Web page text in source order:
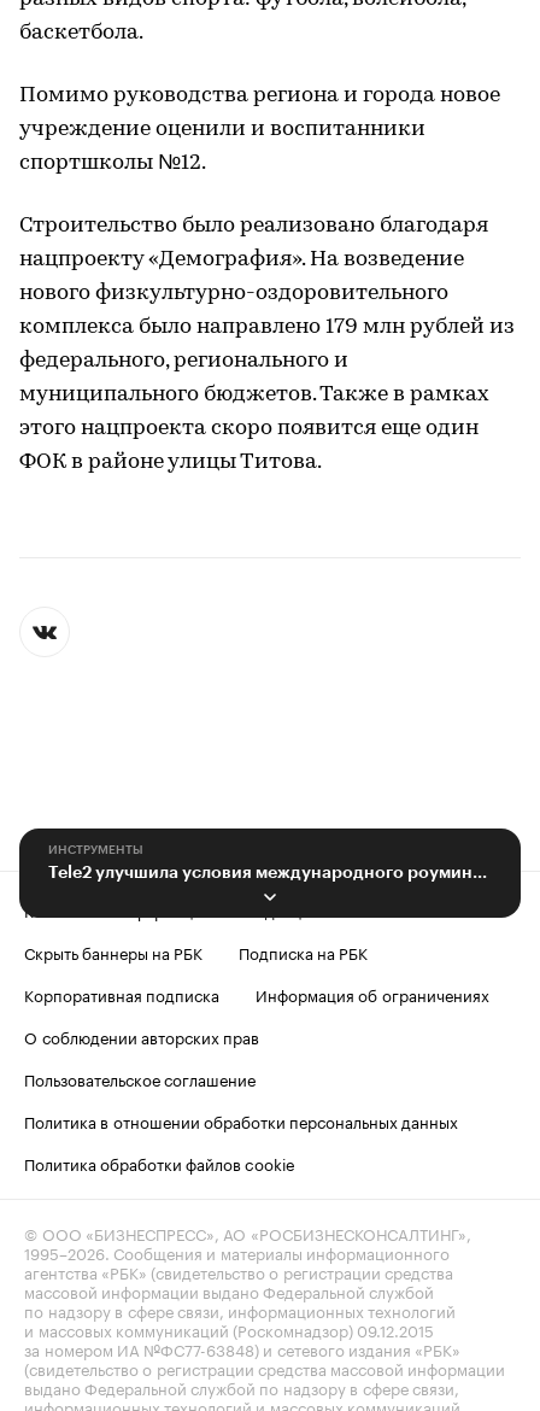
баскетбола.
Помимо руководства региона и города новое
учреждение оценили и воспитанники
спортшколы №12.
Строительство было реализовано благодаря
нацпроекту «Демография». На возведение
нового физкультурно-оздоровительного
комплекса было направлено 179 млн рублей из
федерального, регионального и
муниципального бюджетов. Также в рамках
этого нацпроекта скоро появится еще один
ФОК в районе улицы Титова.
ИНСТРУМЕНТЫ
Контактная информация
Редакция
Скрыть баннеры на РБК
Подписка на РБК
Корпоративная подписка
Информация об ограничениях
О соблюдении авторских прав
Пользовательское соглашение
Политика в отношении обработки персональных данных
Политика обработки файлов cookie
© ООО «БИЗНЕСПРЕСС», АО «РОСБИЗНЕСКОНСАЛТИНГ»,
1995–2026 . Сообщения и материалы информационного
агентства «РБК» (свидетельство о регистрации средства
массовой информации выдано Федеральной службой
по надзору в сфере связи, информационных технологий
и массовых коммуникаций (Роскомнадзор) 09.12.2015
за номером ИА №ФС77-63848) и сетевого издания «РБК»
(свидетельство о регистрации средства массовой информации
выдано Федеральной службой по надзору в сфере связи,
информационных технологий и массовых коммуникаций